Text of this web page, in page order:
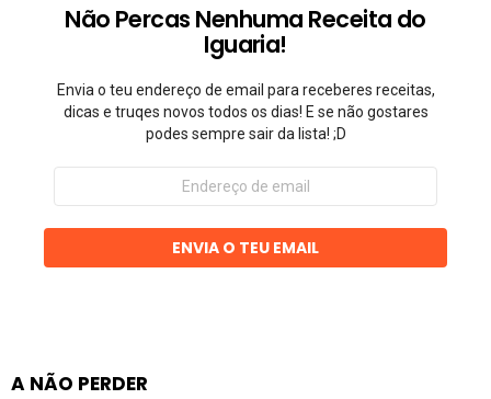
Não Percas Nenhuma Receita do
Iguaria!
Envia o teu endereço de email para receberes receitas,
dicas e truqes novos todos os dias! E se não gostares
podes sempre sair da lista! ;D
Endereço
email
ENVIA O TEU EMAIL
A NÃO PERDER